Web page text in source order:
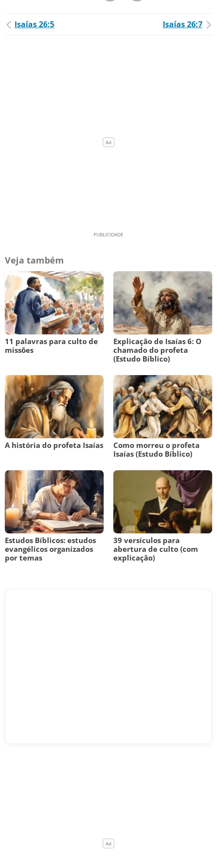
Isaías 26:5 Isaías 26:7
Veja também
11 palavras para culto de
missões
Explicação de Isaías 6: O
chamado do profeta
(Estudo Bíblico)
A história do profeta Isaías
Como morreu o profeta
Isaías (Estudo Bíblico)
Estudos Bíblicos: estudos
evangélicos organizados
por temas
39 versículos para
abertura de culto (com
explicação)